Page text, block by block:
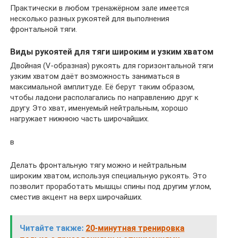
Практически в любом тренажёрном зале имеется
несколько разных рукоятей для выполнения
фронтальной тяги.
Виды рукоятей для тяги широким и узким хватом
Двойная (V-образная) рукоять для горизонтальной тяги
узким хватом даёт возможность заниматься в
максимальной амплитуде. Её берут таким образом,
чтобы ладони располагались по направлению друг к
другу. Это хват, именуемый нейтральным, хорошо
нагружает нижнюю часть широчайших.
в
Делать фронтальную тягу можно и нейтральным
широким хватом, используя специальную рукоять. Это
позволит проработать мышцы спины под другим углом,
сместив акцент на верх широчайших.
Читайте также: 20-минутная тренировка